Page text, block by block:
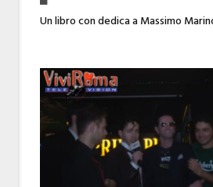
Un libro con dedica a Massimo